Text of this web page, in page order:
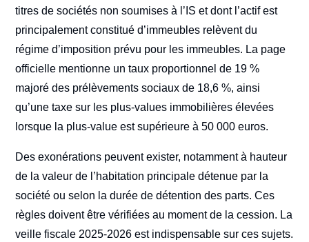
titres de sociétés non soumises à l’IS et dont l’actif est
principalement constitué d’immeubles relèvent du
régime d’imposition prévu pour les immeubles. La page
officielle mentionne un taux proportionnel de 19 %
majoré des prélèvements sociaux de 18,6 %, ainsi
qu’une taxe sur les plus-values immobilières élevées
lorsque la plus-value est supérieure à 50 000 euros.
Des exonérations peuvent exister, notamment à hauteur
de la valeur de l’habitation principale détenue par la
société ou selon la durée de détention des parts. Ces
règles doivent être vérifiées au moment de la cession. La
veille fiscale 2025-2026 est indispensable sur ces sujets.